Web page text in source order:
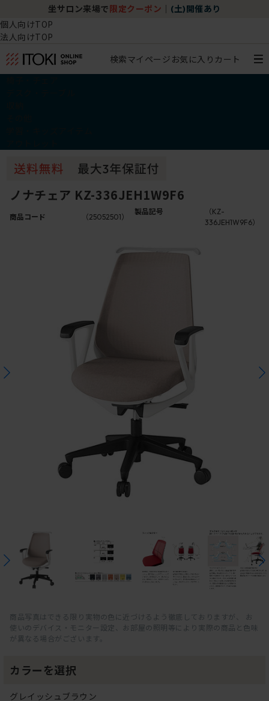
坐サロン来場で 限定クーポン (土)開催あり
個人向けTOP
法人向けTOP
検索マイページ お気に入り カート
ノナチェア KZ-336JEH1W9F6
商品コード （25052501）
製品記号
（KZ-
336JEH1W9F6）
商品写真はできる限り実物の色に近づけるよう徹底しておりますが、 お
使いのデバイス・モニター設定、お部屋の照明等により実際の商品と色味
が異なる場合がございます。
カラーを選択
グレイッシュブラウン